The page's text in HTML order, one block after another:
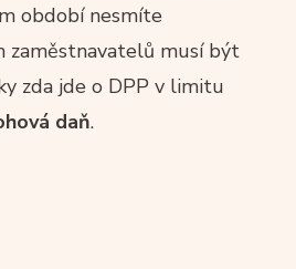
období nesmíte
zaměstnavatelů musí být
zda jde o DPP v limitu
daň.